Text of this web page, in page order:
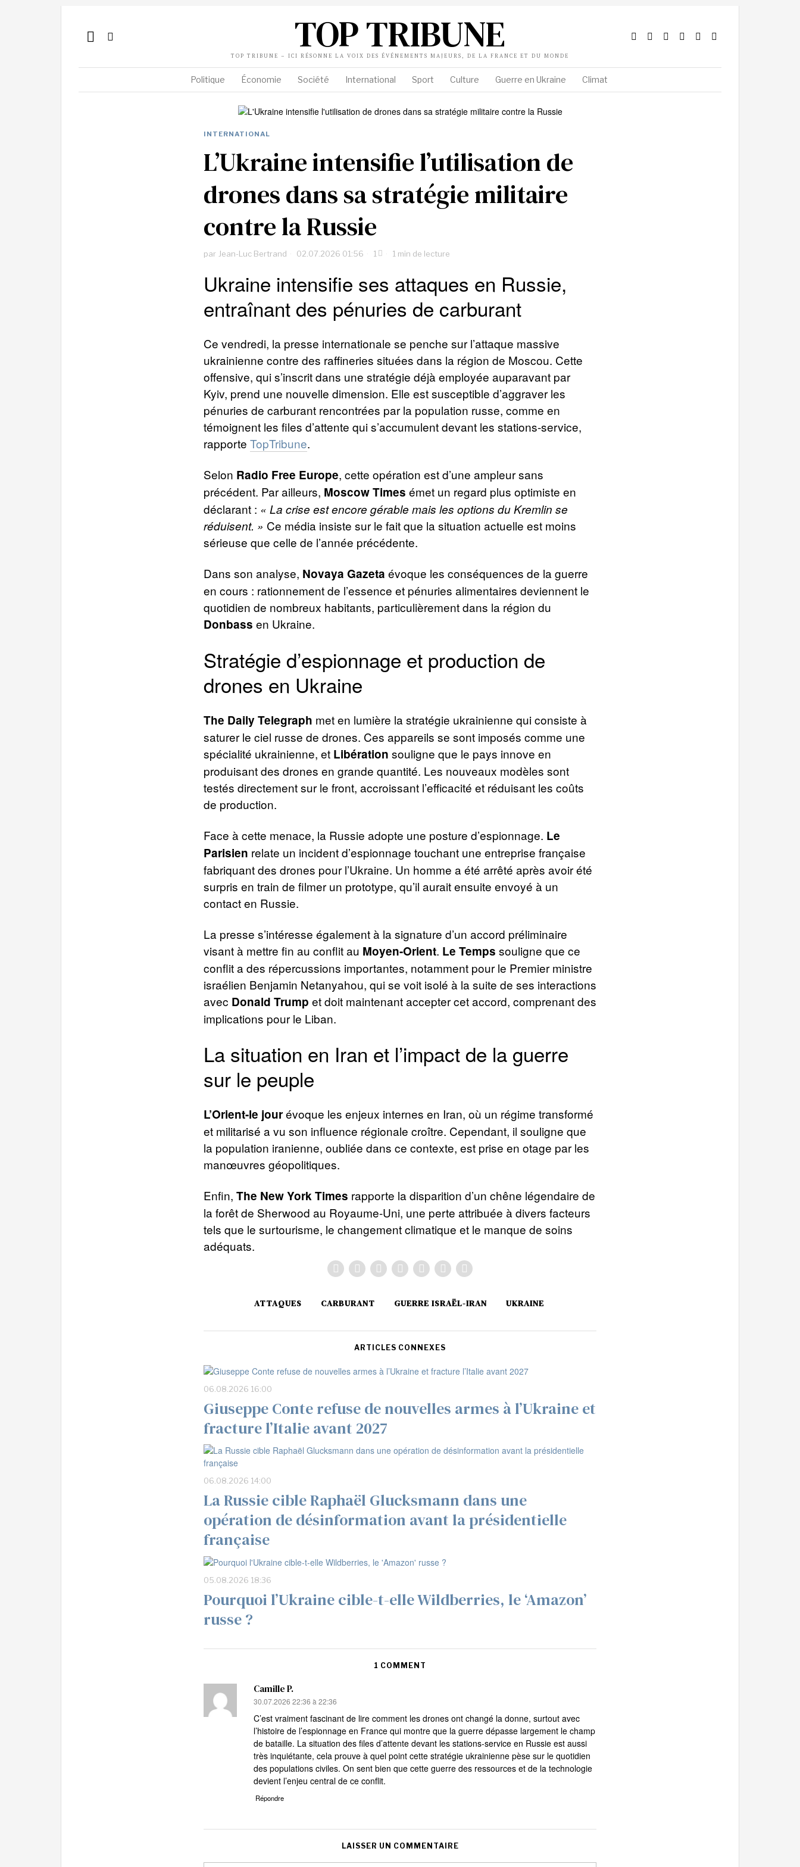
TOP TRIBUNE
TOP TRIBUNE – ICI RÉSONNE LA VOIX DES ÉVÉNEMENTS MAJEURS, DE LA FRANCE ET DU MONDE
Politique Économie Société International Sport Culture Guerre en Ukraine Climat
INTERNATIONAL
L’Ukraine intensifie l’utilisation de
drones dans sa stratégie militaire
contre la Russie
par Jean-Luc Bertrand 02.07.2026 01:56 1 1 min de lecture
Ukraine intensifie ses attaques en Russie,
entraînant des pénuries de carburant
Ce vendredi, la presse internationale se penche sur l’attaque massive
ukrainienne contre des raffineries situées dans la région de Moscou. Cette
offensive, qui s’inscrit dans une stratégie déjà employée auparavant par
Kyiv, prend une nouvelle dimension. Elle est susceptible d’aggraver les
pénuries de carburant rencontrées par la population russe, comme en
témoignent les files d’attente qui s’accumulent devant les stations-service,
rapporte TopTribune.
Selon Radio Free Europe, cette opération est d’une ampleur sans
précédent. Par ailleurs, Moscow Times émet un regard plus optimiste en
déclarant : « La crise est encore gérable mais les options du Kremlin se
réduisent. » Ce média insiste sur le fait que la situation actuelle est moins
sérieuse que celle de l’année précédente.
Dans son analyse, Novaya Gazeta évoque les conséquences de la guerre
en cours : rationnement de l’essence et pénuries alimentaires deviennent le
quotidien de nombreux habitants, particulièrement dans la région du
Donbass en Ukraine.
Stratégie d’espionnage et production de
drones en Ukraine
The Daily Telegraph met en lumière la stratégie ukrainienne qui consiste à
saturer le ciel russe de drones. Ces appareils se sont imposés comme une
spécialité ukrainienne, et Libération souligne que le pays innove en
produisant des drones en grande quantité. Les nouveaux modèles sont
testés directement sur le front, accroissant l’efficacité et réduisant les coûts
de production.
Face à cette menace, la Russie adopte une posture d’espionnage. Le
Parisien relate un incident d’espionnage touchant une entreprise française
fabriquant des drones pour l’Ukraine. Un homme a été arrêté après avoir été
surpris en train de filmer un prototype, qu’il aurait ensuite envoyé à un
contact en Russie.
La presse s’intéresse également à la signature d’un accord préliminaire
visant à mettre fin au conflit au Moyen-Orient. Le Temps souligne que ce
conflit a des répercussions importantes, notamment pour le Premier ministre
israélien Benjamin Netanyahou, qui se voit isolé à la suite de ses interactions
avec Donald Trump et doit maintenant accepter cet accord, comprenant des
implications pour le Liban.
La situation en Iran et l’impact de la guerre
sur le peuple
L’Orient-le jourévoque les enjeux internes en Iran, où un régime transformé
et militarisé a vu son influence régionale croître. Cependant, il souligne que
la population iranienne, oubliée dans ce contexte, est prise en otage par les
manœuvres géopolitiques.
Enfin, The New York Times rapporte la disparition d’un chêne légendaire de
la forêt de Sherwood au Royaume-Uni, une perte attribuée à divers facteurs
tels que le surtourisme, le changement climatique et le manque de soins
adéquats.
ATTAQUES CARBURANT GUERRE ISRAËL-IRAN UKRAINE
ARTICLES CONNEXES
06.08.2026 16:00
Giuseppe Conte refuse de nouvelles armes à l’Ukraine et
fracture l’Italie avant 2027
06.08.2026 14:00
La Russie cible Raphaël Glucksmann dans une
opération de désinformation avant la présidentielle
française
05.08.2026 18:36
Pourquoi l’Ukraine cible-t-elle Wildberries, le ‘Amazon’
russe ?
1 COMMENT
Camille P.
dit :
30.07.2026 22:36 à 22:36
C’est vraiment fascinant de lire comment les drones ont changé la donne, surtout avec
l’histoire de l’espionnage en France qui montre que la guerre dépasse largement le champ
de bataille. La situation des files d’attente devant les stations-service en Russie est aussi
très inquiétante, cela prouve à quel point cette stratégie ukrainienne pèse sur le quotidien
des populations civiles. On sent bien que cette guerre des ressources et de la technologie
devient l’enjeu central de ce conflit.
Répondre
LAISSER UN COMMENTAIRE